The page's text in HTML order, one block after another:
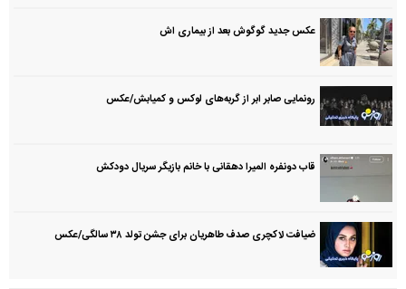
عکس جدید گوگوش بعد از بیماری اش
رونمایی صابر ابر از گربه‌های لوکس و کمیابش/عکس
قاب دونفره المیرا دهقانی با خانم بازیگر سریال دودکش
ضیافت لاکچری صدف طاهریان برای جشن تولد ۳۸ سالگی‌/عکس